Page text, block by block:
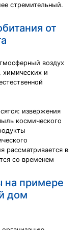
стремительный.
от
воздух
химических и
извержения
космического
рассматривается в
со временем
на примере
дом